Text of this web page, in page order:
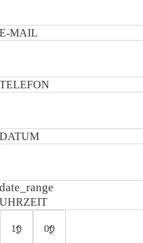
E-MAIL
TELEFON
DATUM
date_range
UHRZEIT